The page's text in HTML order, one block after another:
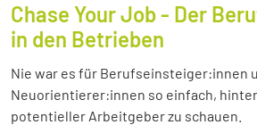
Chase Your Job - Der
in den Betrieben
Nie war es für Berufseinsteiger:innen
Neuorientierer:innen so einfach,
potentieller Arbeitgeber zu schauen.